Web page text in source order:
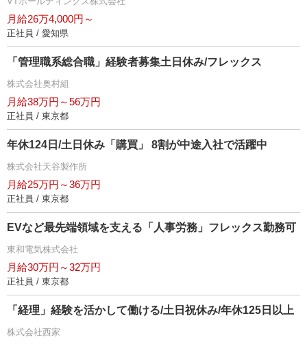
月給26万4,000円～
正社員 / 愛知県
「管理職系総合職」経験者募集土日休み/フレックス
株式会社奥村組
月給38万円～56万円
正社員 / 東京都
年休124日/土日休み「購買」 8割が中途入社で活躍中
株式会社天谷製作所
月給25万円～36万円
正社員 / 東京都
EVなど最先端領域を支える「人事労務」フレックス勤務可
東和電気株式会社
月給30万円～32万円
正社員 / 東京都
「経理」経験を活かして働ける/土日祝休み/年休125日以上
株式会社西家